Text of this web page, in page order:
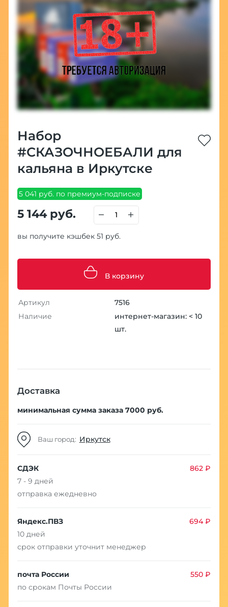
Набор
#СКАЗОЧНОЕБАЛИ для
кальяна в Иркутске
5 041 руб. по премиум-подписке
5 144 руб.
вы получите кэшбек 51 руб.
В корзину
Артикул
7516
Наличие
интернет-магазин: < 10
шт.
Доставка
минимальная сумма заказа 7000 руб.
Ваш город: Иркутск
СДЭК
862 ₽
7 - 9 дней
отправка ежедневно
Яндекс.ПВЗ
694 ₽
10 дней
срок отправки уточнит менеджер
почта России
550 ₽
по срокам Почты России